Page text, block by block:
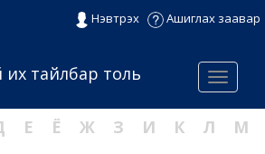
Нэвтрэх Ашиглах заавар
Menu
тайлбар толь
Е Ё Ж З И К Л
М